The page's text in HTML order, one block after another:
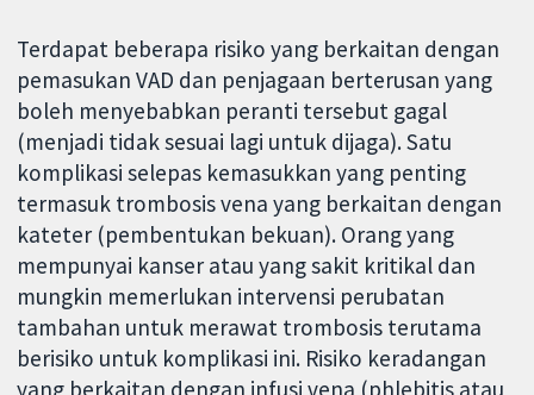
Terdapat beberapa risiko yang berkaitan dengan
pemasukan VAD dan penjagaan berterusan yang
boleh menyebabkan peranti tersebut gagal
(menjadi tidak sesuai lagi untuk dijaga). Satu
komplikasi selepas kemasukkan yang penting
termasuk trombosis vena yang berkaitan dengan
kateter (pembentukan bekuan). Orang yang
mempunyai kanser atau yang sakit kritikal dan
mungkin memerlukan intervensi perubatan
tambahan untuk merawat trombosis terutama
berisiko untuk komplikasi ini. Risiko keradangan